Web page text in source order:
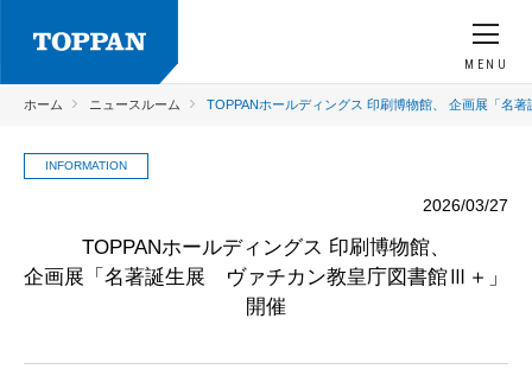
MENU
ホーム ニュースルーム TOPPANホールディングス 印刷博物館、 企画展「名
INFORMATION
2026/03/27
TOPPANホールディングス 印刷博物館、
企画展「名著誕生展 ヴァチカン教皇庁図書館Ⅲ＋」
開催